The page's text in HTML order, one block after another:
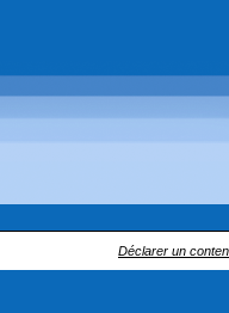
Déclarer un